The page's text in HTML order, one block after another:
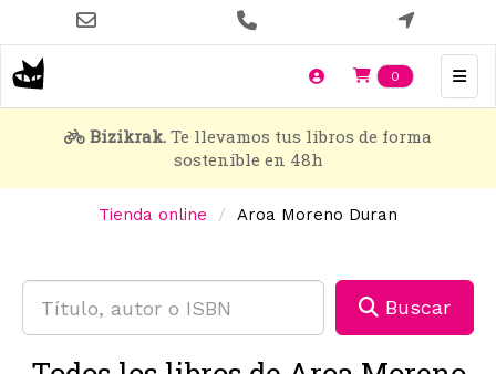
contenido
principal
0 Items en
Bizikrak. Te llevamos tus libros de forma
sostenible en 48h
Tienda online Aroa Moreno Duran
Buscar